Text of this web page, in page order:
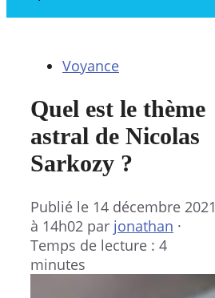
Voyance
Quel est le thème
astral de Nicolas
Sarkozy ?
Publié le 14 décembre 2021
à 14h02 par jonathan ·
Temps de lecture : 4
minutes